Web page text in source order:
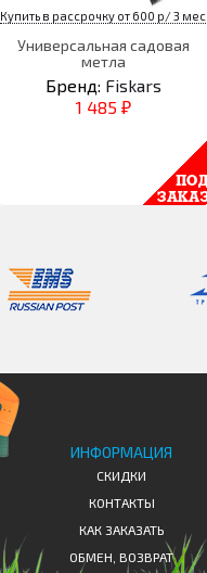
Купить в рассрочку от 600 р/ 3 мес
Универсальная садовая
метла
Бренд: Fiskars
1 485 ₽
ИНФОРМАЦИЯ
СКИДКИ
КОНТАКТЫ
КАК ЗАКАЗАТЬ
ОБМЕН, ВОЗВРАТ